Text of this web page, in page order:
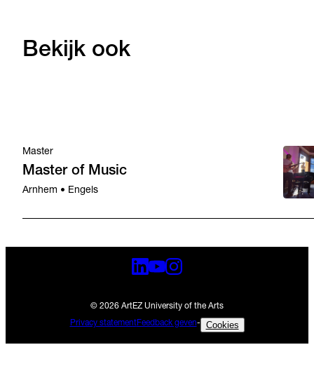
Bekijk ook
Master
Master of Music
Arnhem • Engels
© 2026 ArtEZ University of the Arts
Privacy statementFeedback geven- Cookies